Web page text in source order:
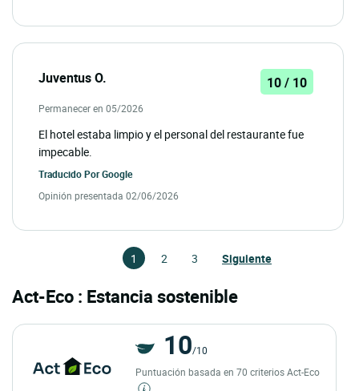
Juventus O. 10 / 10
Permanecer en 05/2026
El hotel estaba limpio y el personal del restaurante fue
impecable.
Traducido PorGoogle
Opinión presentada 02/06/2026
1 2 3 Siguiente
Act-Eco : Estancia sostenible
10/10
Puntuación basada en 70 criterios Act-Eco